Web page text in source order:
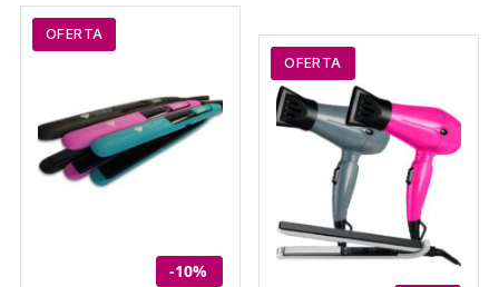
OFERTA
-10%
OFERTA